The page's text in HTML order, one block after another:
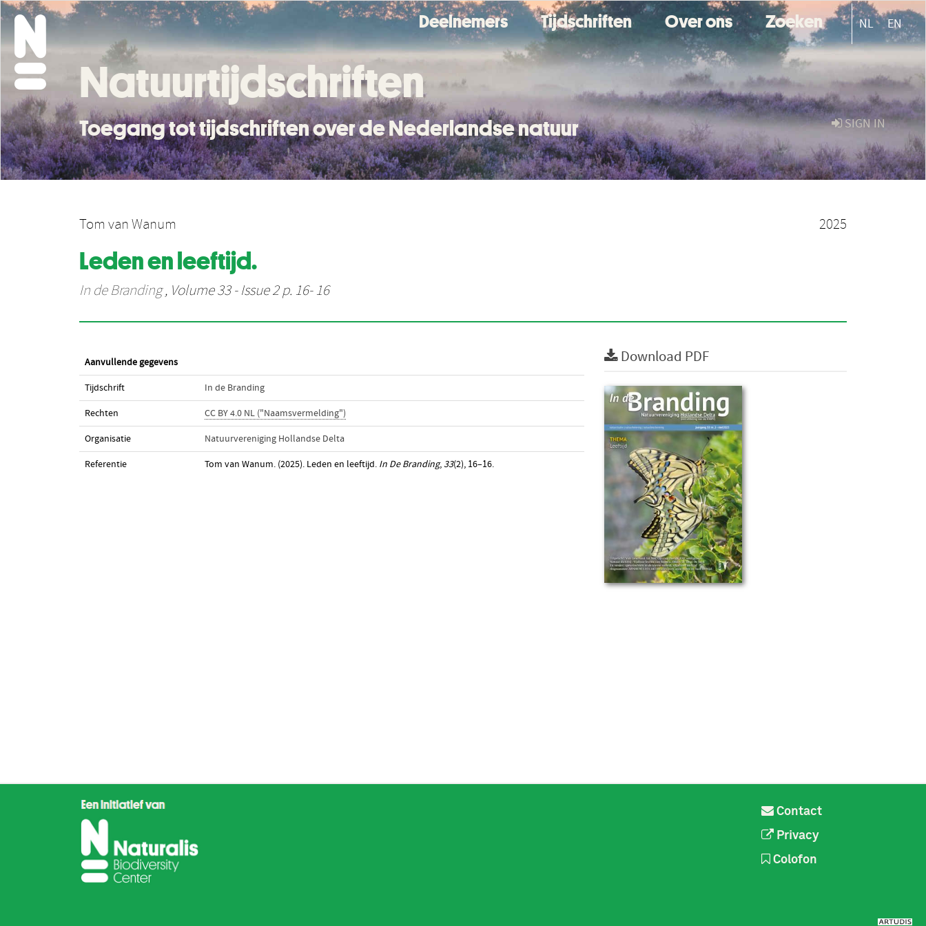
Deelnemers Tijdschriften Over ons Zoeken NL EN
SIGN IN
Natuurtijdschriften
Toegang tot tijdschriften over de Nederlandse natuur
Tom van Wanum 2025
Leden en leeftijd.
In de Branding, Volume 33 - Issue 2 p. 16- 16
Aanvullende gegevens
Tijdschrift In de Branding
Rechten CC BY 4.0 NL ("Naamsvermelding")
Organisatie Natuurvereniging Hollandse Delta
Referentie Tom van Wanum. (2025). Leden en leeftijd. In De Branding, 33(2), 16–16.
Download PDF
Contact
Privacy
Colofon